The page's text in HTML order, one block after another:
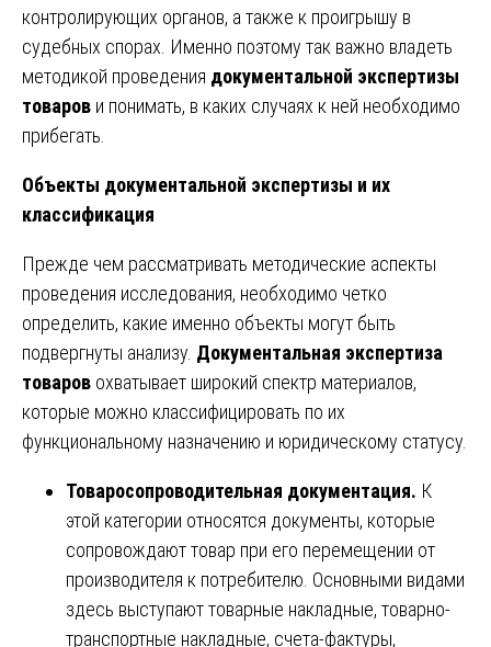
контролирующих органов, а также к проигрышу в
судебных спорах. Именно поэтому так важно владеть
методикой проведения документальной экспертизы
товаров и понимать, в каких случаях к ней необходимо
прибегать.
Объекты документальной экспертизы и их
классификация
Прежде чем рассматривать методические аспекты
проведения исследования, необходимо четко
определить, какие именно объекты могут быть
подвергнуты анализу. Документальная экспертиза
товаров охватывает широкий спектр материалов,
которые можно классифицировать по их
функциональному назначению и юридическому статусу.
Товаросопроводительная документация. К
этой категории относятся документы, которые
сопровождают товар при его перемещении от
производителя к потребителю. Основными видами
здесь выступают товарные накладные, товарно-
транспортные накладные, счета-фактуры,